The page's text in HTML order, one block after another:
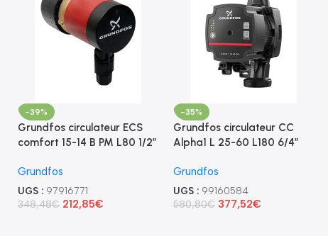
-39%
Grundfos circulateur ECS
comfort 15-14 B PM L80 1/2″
Grundfos
UGS : 97916771
348,48€ 212,85€
-35%
Grundfos circulateur CC
Alpha1 L 25-60 L180 6/4″
Grundfos
UGS : 99160584
580,80€ 377,52€